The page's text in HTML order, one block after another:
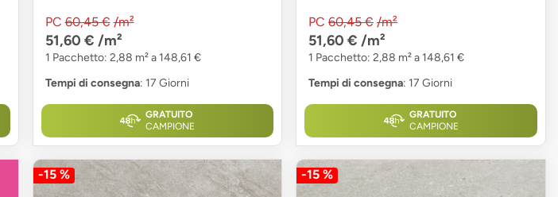
PC 60,45 € /m²
51,60 € /m²
1 Pacchetto: 2,88 m² a 148,61 €
Tempi di consegna: 17 Giorni
GRATUITO
CAMPIONE
PC 60,45 € /m²
51,60 € /m²
1 Pacchetto: 2,88 m² a 148,61 €
Tempi di consegna: 17 Giorni
GRATUITO
CAMPIONE
-15 % -15 %